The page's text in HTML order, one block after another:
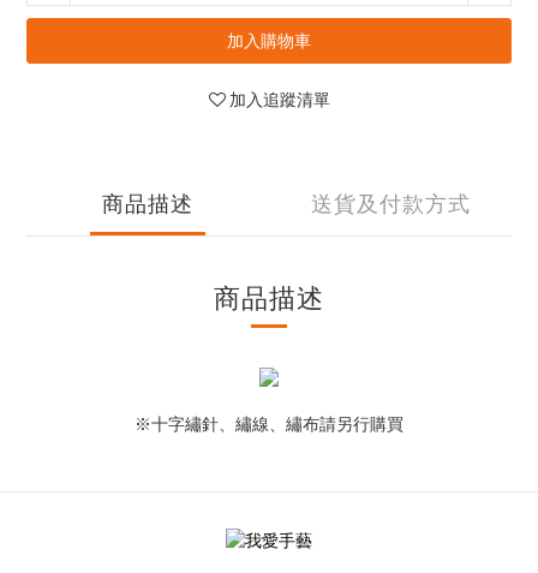
加入購物車
加入追蹤清單
商品描述 送貨及付款方式
商品描述
※十字繡針、繡線、繡布請另行購買